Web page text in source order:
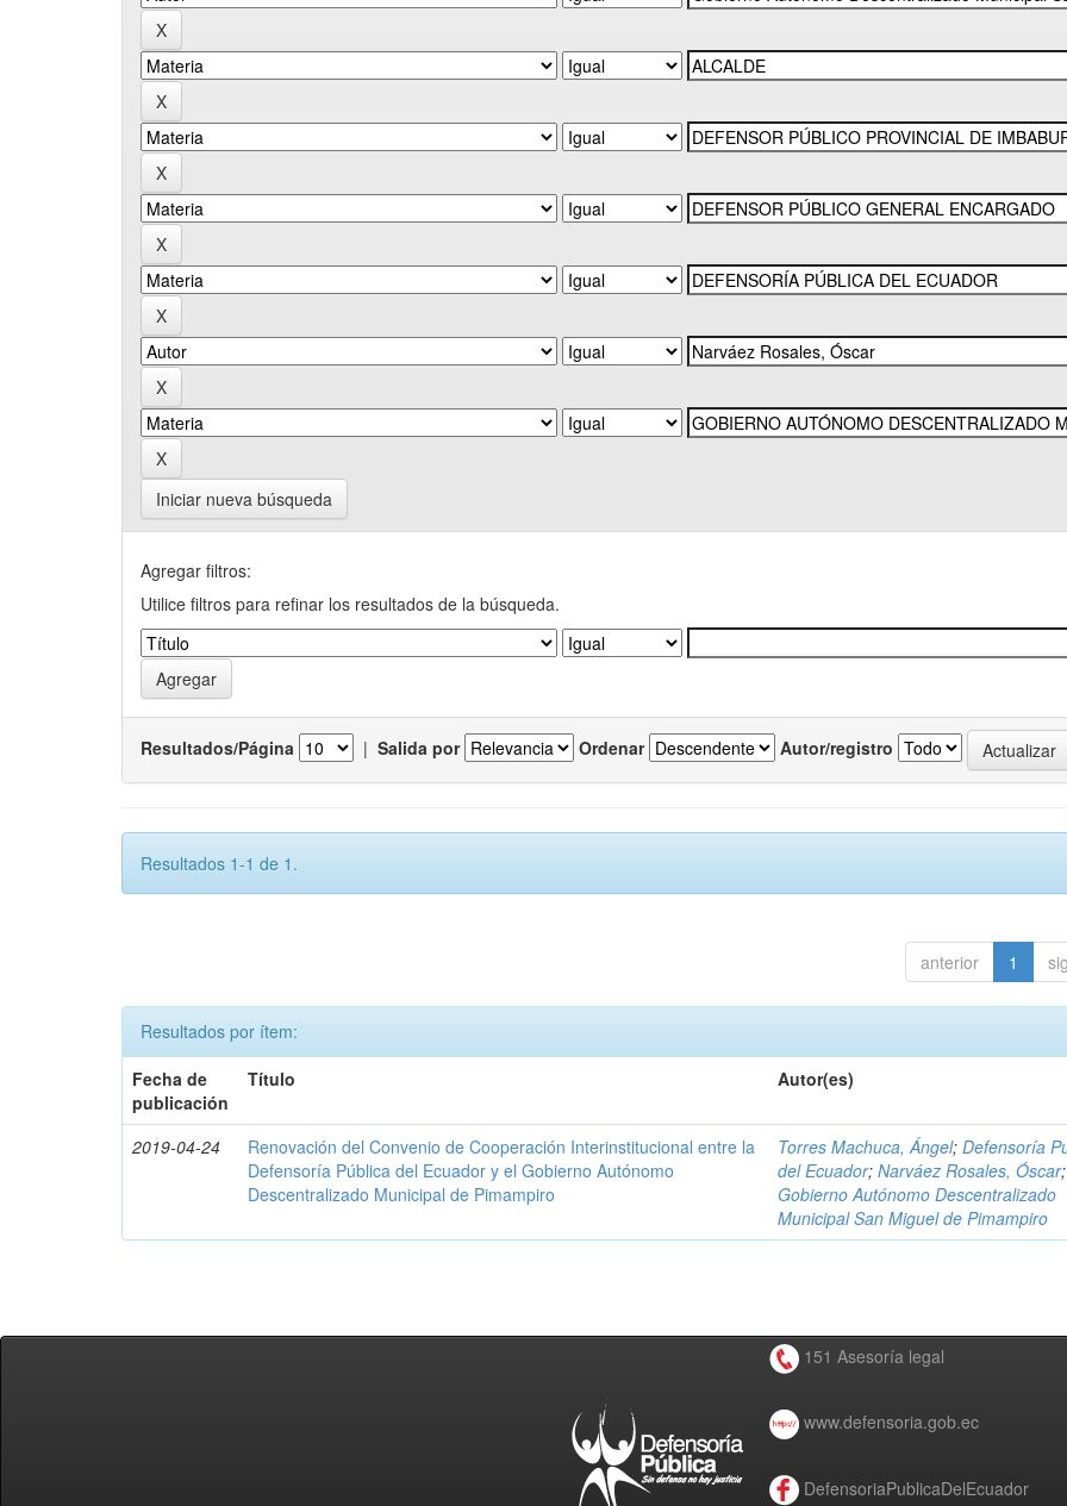
Iniciar nueva búsqueda
Agregar filtros:
Utilice filtros para refinar los resultados de la búsqueda.
Resultados/Página | Salida por Ordenar Autor/registro
Resultados 1-1 de 1.
anterior 1
Resultados por ítem:
Fecha de
publicación
Título Autor(es)
2019-04-24
Renovación del Convenio de Cooperación Interinstitucional entre la
Defensoría Pública del Ecuador y el Gobierno Autónomo
Descentralizado Municipal de Pimampiro
Torres Machuca, Ángel;Defensoría
del Ecuador;Narváez Rosales, Óscar;
Gobierno Autónomo Descentralizado
Municipal San Miguel de Pimampiro
151 Asesoría legal
www.defensoria.gob.ec
DefensoriaPublicaDelEcuador